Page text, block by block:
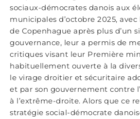
sociaux-démocrates danois aux
municipales d’octobre 2025,
de Copenhague après plus d’un
gouvernance, leur a permis de
critiques visant leur Première
habituellement ouverte à la
le virage droitier et sécuritaire
et par son gouvernement contre
à l’extrême-droite. Alors que ce
stratégie social-démocrate